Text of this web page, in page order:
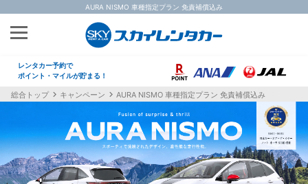
AURA NISMO 車種指定プラン 免責補償込み
レンタカー予約で
ポイント・マイルが貯まる！
総合トップ キャンペーン AURA NISMO 車種指定プラン 免責補償込み